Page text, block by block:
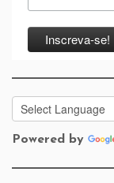
Powered by